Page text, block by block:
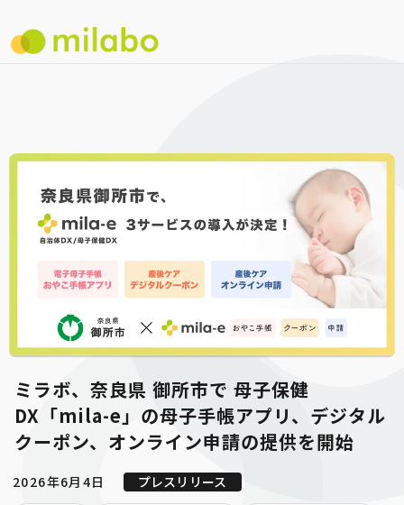
ミラボ、奈良県 御所市で 母子保健
DX「mila-e」の母子手帳アプリ、デジタル
クーポン、オンライン申請の提供を開始
2026年6月4日 プレスリリース